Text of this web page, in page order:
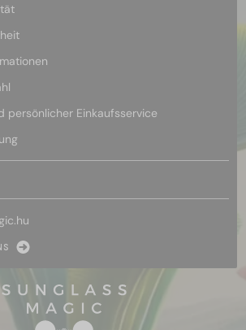
persönlicher Einkaufsservice